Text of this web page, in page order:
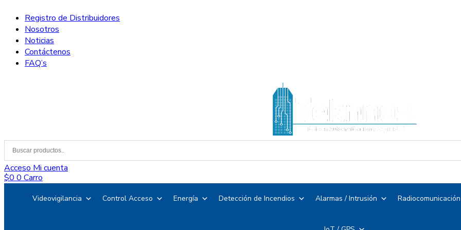
Registro de Distribuidores
Nosotros
Noticias
Contáctenos
FAQ’s
Acceso Mi cuenta
$0 0 Carro
Videovigilancia Control Acceso Energía Detección de Incendios Alarmas / Intrusión Radiocomunicación